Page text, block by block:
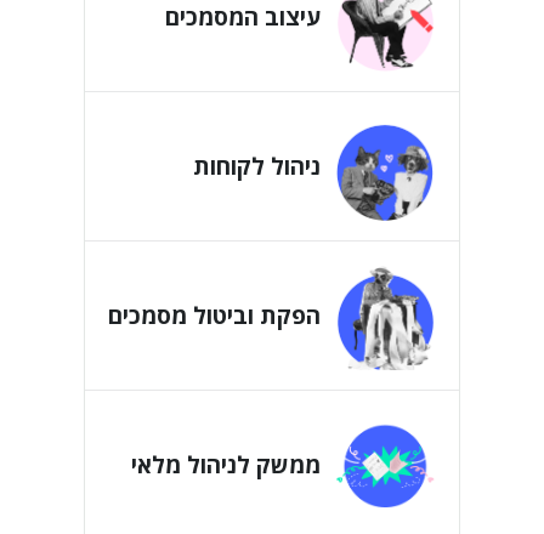
עיצוב המסמכים
ניהול לקוחות
הפקת וביטול מסמכים
ממשק לניהול מלאי